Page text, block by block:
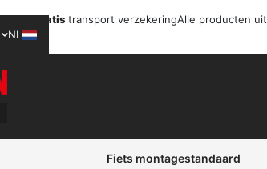
Gratis transport verzekeringAlle producten uit
NL
Fiets montagestandaard